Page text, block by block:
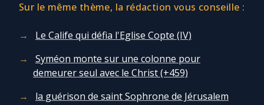
Sur le même thème, la rédaction vous conseille :
Le Calife qui défia l'Eglise Copte (IV)
Syméon monte sur une colonne pour
demeurer seul avec le Christ (+459)
la guérison de saint Sophrone de Jérusalem